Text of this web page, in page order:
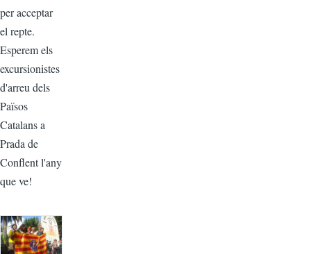
per acceptar
el repte.
Esperem els
excursionistes
d'arreu dels
Països
Catalans a
Prada de
Conflent l'any
que ve!
Image